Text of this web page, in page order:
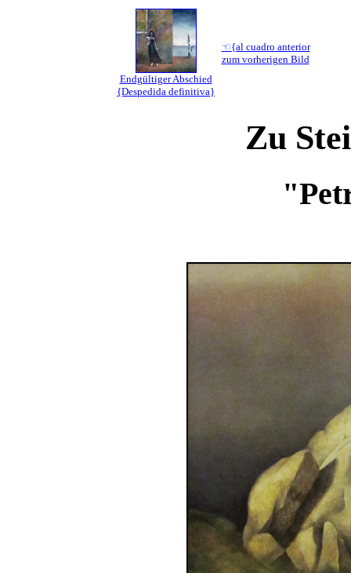
Endgültiger Abschied
{Despedida definitiva}
☜{al cuadro anterior
zum vorherigen Bild
Zu